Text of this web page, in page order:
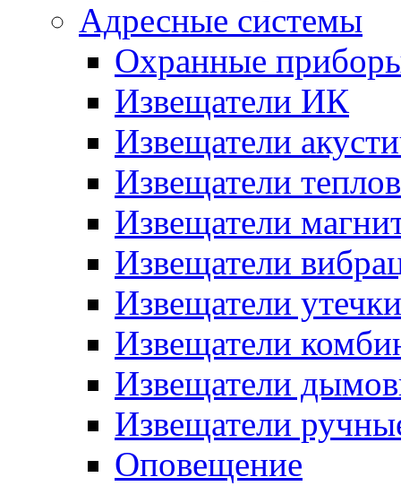
Адресные системы
Охранные
Извещатели ИК
Извещатели
Извещатели
Извещатели
Извещатели
Извещатели утечки
Извещатели
Извещатели
Извещатели
Оповещение